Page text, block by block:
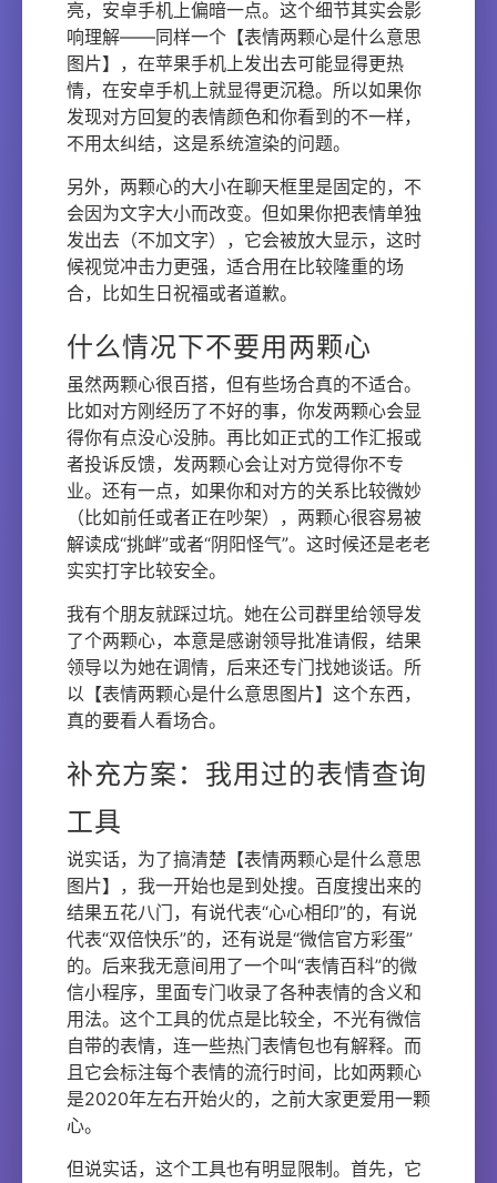
亮，安卓手机上偏暗一点。这个细节其实会影
响理解——同样一个【表情两颗心是什么意思
图片】，在苹果手机上发出去可能显得更热
情，在安卓手机上就显得更沉稳。所以如果你
发现对方回复的表情颜色和你看到的不一样，
不用太纠结，这是系统渲染的问题。
另外，两颗心的大小在聊天框里是固定的，不
会因为文字大小而改变。但如果你把表情单独
发出去（不加文字），它会被放大显示，这时
候视觉冲击力更强，适合用在比较隆重的场
合，比如生日祝福或者道歉。
什么情况下不要用两颗心
虽然两颗心很百搭，但有些场合真的不适合。
比如对方刚经历了不好的事，你发两颗心会显
得你有点没心没肺。再比如正式的工作汇报或
者投诉反馈，发两颗心会让对方觉得你不专
业。还有一点，如果你和对方的关系比较微妙
（比如前任或者正在吵架），两颗心很容易被
解读成“挑衅”或者“阴阳怪气”。这时候还是老老
实实打字比较安全。
我有个朋友就踩过坑。她在公司群里给领导发
了个两颗心，本意是感谢领导批准请假，结果
领导以为她在调情，后来还专门找她谈话。所
以【表情两颗心是什么意思图片】这个东西，
真的要看人看场合。
补充方案：我用过的表情查询
工具
说实话，为了搞清楚【表情两颗心是什么意思
图片】，我一开始也是到处搜。百度搜出来的
结果五花八门，有说代表“心心相印”的，有说
代表“双倍快乐”的，还有说是“微信官方彩蛋”
的。后来我无意间用了一个叫“表情百科”的微
信小程序，里面专门收录了各种表情的含义和
用法。这个工具的优点是比较全，不光有微信
自带的表情，连一些热门表情包也有解释。而
且它会标注每个表情的流行时间，比如两颗心
是2020年左右开始火的，之前大家更爱用一颗
心。
但说实话，这个工具也有明显限制。首先，它